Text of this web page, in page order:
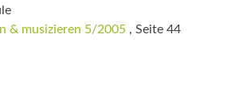
& musizieren 5/2005 , Seite 44